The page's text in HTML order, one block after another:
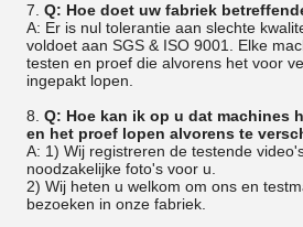
7. Q: Hoe doet uw fabriek
A: Er is nul tolerantie aan slechte
voldoet aan SGS & ISO 9001. Elke
testen en proef die alvorens het voor
ingepakt lopen.
8. Q: Hoe kan ik op u dat machines
en het proef lopen alvorens te
A: 1) Wij registreren de testende
noodzakelijke foto's voor u.
2) Wij heten u welkom om ons en
bezoeken in onze fabriek.